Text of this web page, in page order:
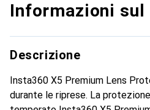
Informazioni
Descrizione
Insta360 X5 Premium Lens
durante le riprese. La